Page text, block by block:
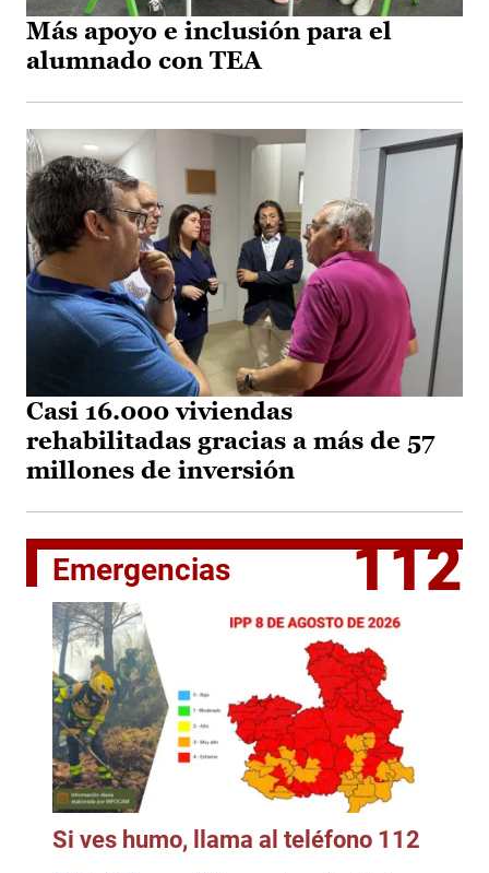
Más apoyo e inclusión para el
alumnado con TEA
Casi 16.000 viviendas
rehabilitadas gracias a más de 57
millones de inversión
Emergencias 112
Si ves humo, llama al teléfono 112